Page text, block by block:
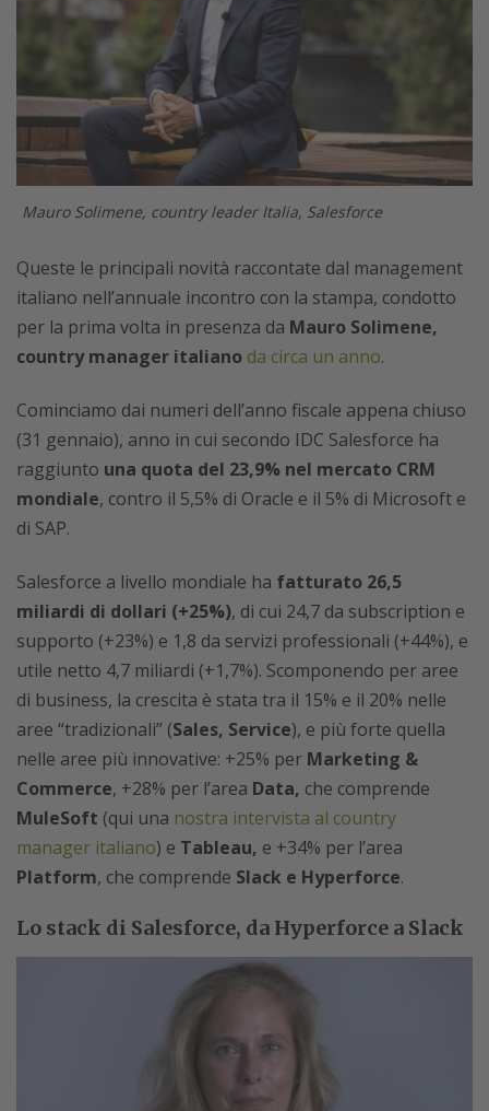
Mauro Solimene, country leader Italia, Salesforce
Queste le principali novità raccontate dal management
italiano nell’annuale incontro con la stampa, condotto
per la prima volta in presenza da Mauro Solimene,
country manager italiano da circa un anno.
Cominciamo dai numeri dell’anno fiscale appena chiuso
(31 gennaio), anno in cui secondo IDC Salesforce ha
raggiunto una quota del 23,9% nel mercato CRM
mondiale, contro il 5,5% di Oracle e il 5% di Microsoft e
di SAP.
Salesforce a livello mondiale ha fatturato 26,5
miliardi di dollari (+25%), di cui 24,7 da subscription e
supporto (+23%) e 1,8 da servizi professionali (+44%), e
utile netto 4,7 miliardi (+1,7%). Scomponendo per aree
di business, la crescita è stata tra il 15% e il 20% nelle
aree “tradizionali” (Sales, Service), e più forte quella
nelle aree più innovative: +25% per Marketing &
Commerce, +28% per l’area Data, che comprende
MuleSoft (qui una nostra intervista al country
manager italiano) e Tableau, e +34% per l’area
Platform, che comprende Slack e Hyperforce.
Lo stack di Salesforce, da Hyperforce a Slack